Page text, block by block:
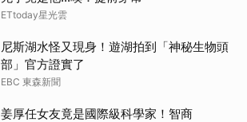
ETtoday星光雲
尼斯湖水怪又現身！遊湖拍到「神秘生物頭
部」官方證實了
EBC 東森新聞
姜厚任女友竟是國際級科學家！智商